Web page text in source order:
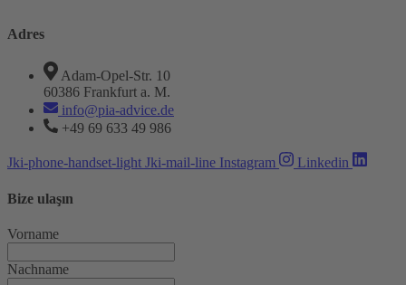
Management Platform
Adres
Adam-Opel-Str. 10
60386 Frankfurt a. M.
info@pia-advice.de
+49 69 633 49 986
Jki-phone-handset-light Jki-mail-line Instagram Linkedin
Bize ulaşın
Vorname
Nachname